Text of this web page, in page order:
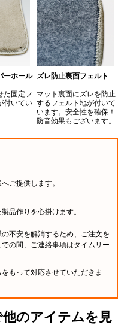
ーホール
た固定フ
付いてい
ズレ防止裏面フェルト
マット裏面にズレを防止
するフェルト地が付いて
います。安全性を確保！
防音効果もございます。
ご提供します。
品作りを心掛けます。
不安を解消するため、ご注文を
の間、ご連絡事項はタイムリー
もって対応させていただきま
のアイテムを見